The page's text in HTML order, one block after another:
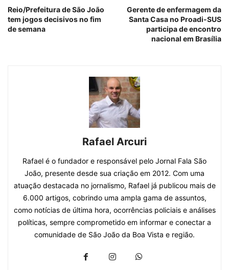
Reio/Prefeitura de São João
tem jogos decisivos no fim
de semana
Gerente de enfermagem da
Santa Casa no Proadi-SUS
participa de encontro
nacional em Brasília
Rafael Arcuri
Rafael é o fundador e responsável pelo Jornal Fala São
João, presente desde sua criação em 2012. Com uma
atuação destacada no jornalismo, Rafael já publicou mais de
6.000 artigos, cobrindo uma ampla gama de assuntos,
como notícias de última hora, ocorrências policiais e análises
políticas, sempre comprometido em informar e conectar a
comunidade de São João da Boa Vista e região.